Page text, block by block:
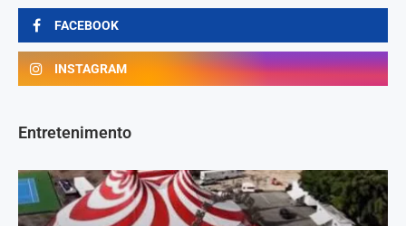
FACEBOOK
INSTAGRAM
Entretenimento